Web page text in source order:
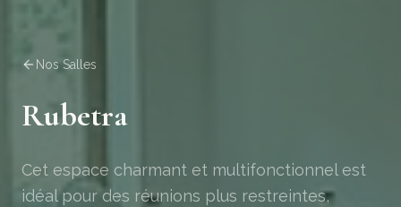
Nos Salles
Rubetra
Cet espace charmant et multifonctionnel est
idéal pour des réunions plus restreintes,